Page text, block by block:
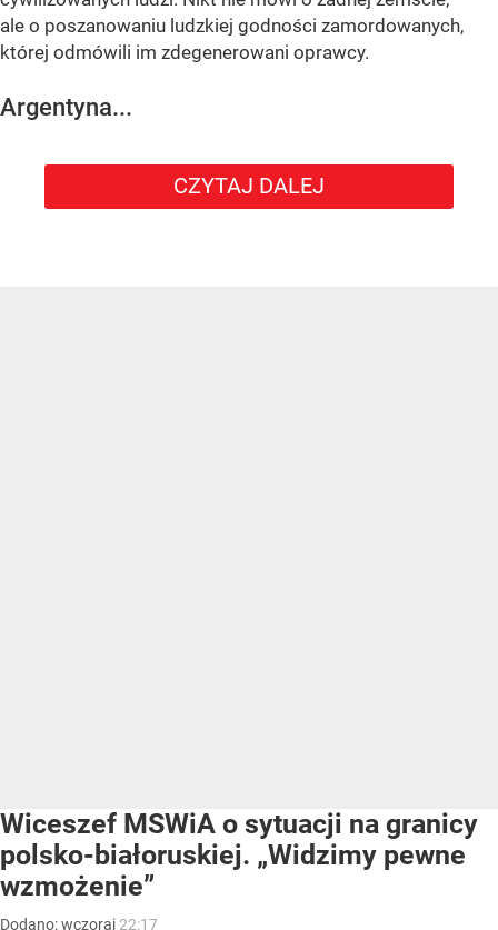
ale o poszanowaniu ludzkiej godności zamordowanych,
której odmówili im zdegenerowani oprawcy.
Argentyna...
CZYTAJ DALEJ
Wiceszef MSWiA o sytuacji na granicy
polsko-białoruskiej. „Widzimy pewne
wzmożenie”
Dodano:wczoraj 22:17